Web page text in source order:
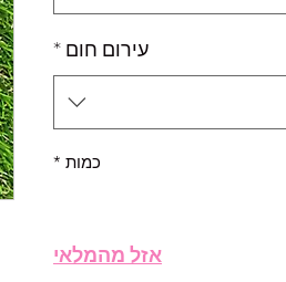
עירום חום *
כמות *
אזל מהמלאי